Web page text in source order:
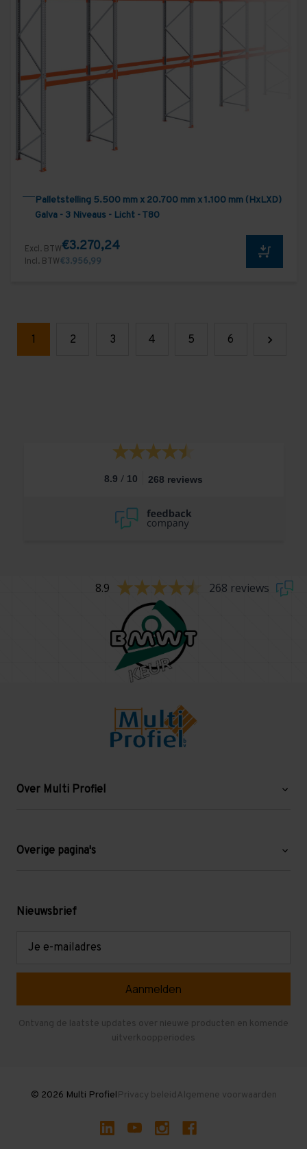
8.9 / 10 268 reviews
Palletstelling 5.500 mm x 20.700 mm x 1.100 mm (HxLXD)
Galva - 3 Niveaus - Licht - T80
Excl. BTW€3.270,24
Incl. BTW€3.956,99
1 2 3 4 5 6
8.9 268 reviews
Over Multi Profiel
Blog
Levering en afhalen
Overige pagina's
Mezzanine
Gebruikte entresolvloeren
Nieuwsbrief
Ontvang de laatste updates over nieuwe producten en komende
uitverkoopperiodes
© 2026 Multi ProfielPrivacy beleidAlgemene voorwaarden